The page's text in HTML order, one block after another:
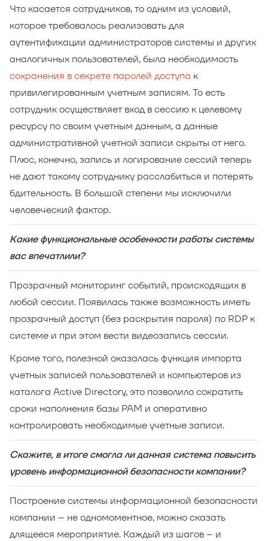
Что касается сотрудников, то одним из условий,
которое требовалось реализовать для
аутентификации администраторов системы и других
аналогичных пользователей, была необходимость
сохранения в секрете паролей доступа к
привилегированным учетным записям. То есть
сотрудник осуществляет вход в сессию к целевому
ресурсу по своим учетным данным, а данные
административной учетной записи скрыты от него.
Плюс, конечно, запись и логирование сессий теперь
не дают такому сотруднику расслабиться и потерять
бдительность. В большой степени мы исключили
человеческий фактор.
Какие функциональные особенности работы системы
вас впечатлили?
Прозрачный мониторинг событий, происходящих в
любой сессии. Появилась также возможность иметь
прозрачный доступ (без раскрытия пароля) по RDP к
системе и при этом вести видеозапись сессии.
Кроме того, полезной оказалась функция импорта
учетных записей пользователей и компьютеров из
каталога Active Directory, это позволило сократить
сроки наполнения базы PAM и оперативно
контролировать необходимые учетные записи.
Скажите, в итоге смогла ли данная система повысить
уровень информационной безопасности компании?
Построение системы информационной безопасности
компании – не одномоментное, можно сказать
длящееся мероприятие. Каждый из шагов – и